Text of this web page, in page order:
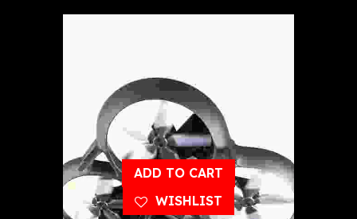
of
ADD TO CART
WISHLIST